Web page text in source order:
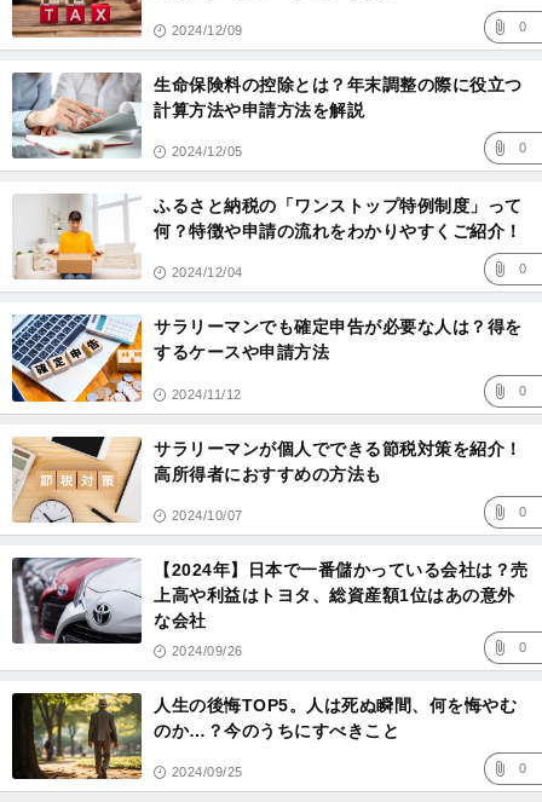
2024/12/09 0
生命保険料の控除とは？年末調整の際に役立つ
計算方法や申請方法を解説
2024/12/05 0
ふるさと納税の「ワンストップ特例制度」って
何？特徴や申請の流れをわかりやすくご紹介！
2024/12/04 0
サラリーマンでも確定申告が必要な人は？得を
するケースや申請方法
2024/11/12 0
サラリーマンが個人でできる節税対策を紹介！
高所得者におすすめの方法も
2024/10/07 0
【2024年】日本で一番儲かっている会社は？売
上高や利益はトヨタ、総資産額1位はあの意外
な会社
2024/09/26 0
人生の後悔TOP5。人は死ぬ瞬間、何を悔やむ
のか…？今のうちにすべきこと
2024/09/25 0